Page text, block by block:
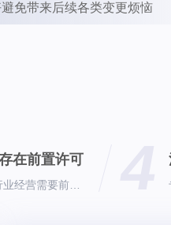
免带来后续各类变更烦恼
在前置许可